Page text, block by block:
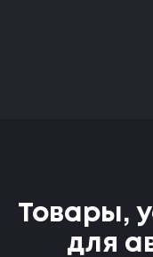
Товары,
для